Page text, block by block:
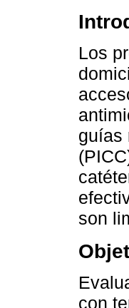
Los
guías
son
con